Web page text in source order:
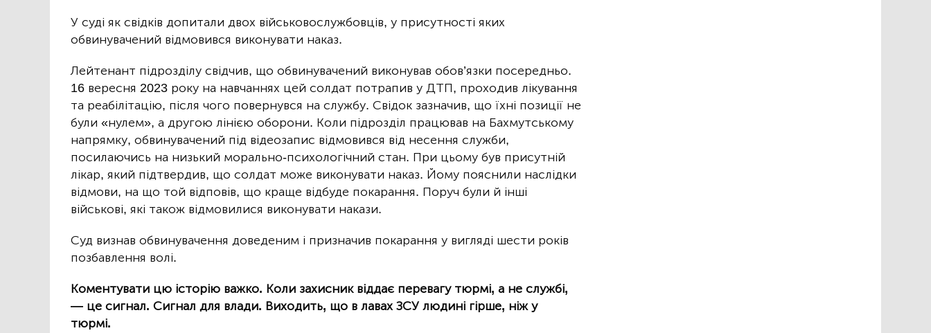
У суді як свідків допитали двох військовослужбовців, у присутності яких
обвинувачений відмовився виконувати наказ.
Лейтенант підрозділу свідчив, що обвинувачений виконував обов’язки посередньо.
16 вересня 2023 року на навчаннях цей солдат потрапив у ДТП, проходив лікування
та реабілітацію, після чого повернувся на службу. Свідок зазначив, що їхні позиції не
були «нулем», а другою лінією оборони. Коли підрозділ працював на Бахмутському
напрямку, обвинувачений під відеозапис відмовився від несення служби,
посилаючись на низький морально-психологічний стан. При цьому був присутній
лікар, який підтвердив, що солдат може виконувати наказ. Йому пояснили наслідки
відмови, на що той відповів, що краще відбуде покарання. Поруч були й інші
військові, які також відмовилися виконувати накази.
Суд визнав обвинувачення доведеним і призначив покарання у вигляді шести років
позбавлення волі.
Коментувати цю історію важко. Коли захисник віддає перевагу тюрмі, а не службі,
— це сигнал. Сигнал для влади. Виходить, що в лавах ЗСУ людині гірше, ніж у
тюрмі.